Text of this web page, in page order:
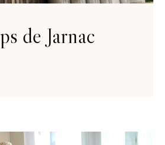
de Jarnac